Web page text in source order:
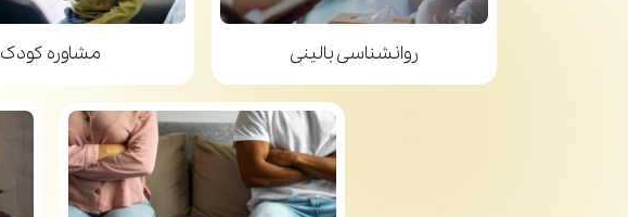
روانشناسی بالینی مشاوره کودک